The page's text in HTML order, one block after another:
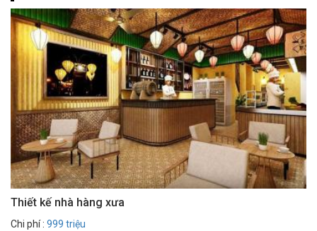
Thiết kế nhà hàng xưa
Chi phí : 999 triệu